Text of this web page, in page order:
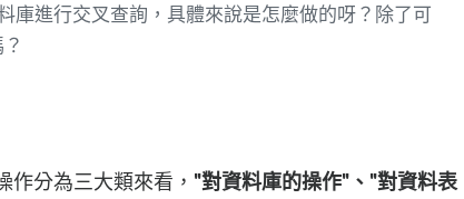
庫進行交叉查詢，具體來說是怎麼做的呀？除了可
作分為三大類來看， "對資料庫的操作"、"對資料表